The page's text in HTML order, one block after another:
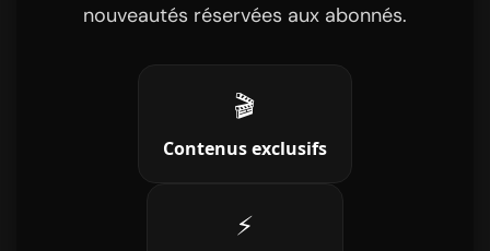
nouveautés réservées aux abonnés.
🎬
Contenus exclusifs
⚡